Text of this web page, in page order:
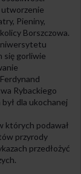
utworzenie
Pieniny,
Borszczowa.
się gorliwie
Rybackiego
dla ukochanej
których podawał
przyrody
przedłożyć